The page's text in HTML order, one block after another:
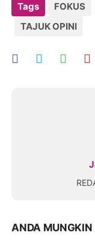
Tags FOKUS
TAJUK OPINI
ANDA MUNGKIN